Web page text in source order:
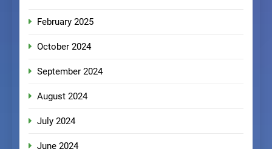
February 2025
October 2024
September 2024
August 2024
July 2024
June 2024